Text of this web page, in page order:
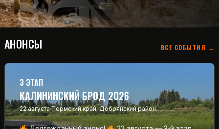
АНОНСЫ ВСЕ СОБЫТИЯ →
3 ЭТАП
КАЛИНИНСКИЙ БРОД 2026
22 августа Пермский край, Добрянский район